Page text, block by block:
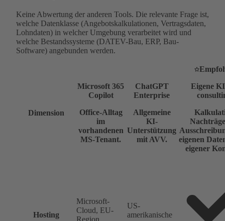
Keine Abwertung der anderen Tools. Die relevante Frage ist,
welche Datenklasse (Angebotskalkulationen, Vertragsdaten,
Lohndaten) in welcher Umgebung verarbeitet wird und
welche Bestandssysteme (DATEV-Bau, ERP, Bau-
Software) angebunden werden.
Dimension
Microsoft 365
Copilot
Office-Alltag
im
vorhandenen
MS-Tenant.
ChatGPT
Enterprise
Allgemeine
KI-
Unterstützung
mit AVV.
Eigene
eigenen
eigener
Hosting
Microsoft-
Cloud, EU-
Region
US-
amerikanische